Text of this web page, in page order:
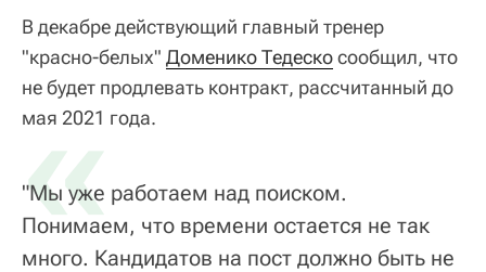
В декабре действующий главный тренер
"красно-белых" Доменико Тедескосообщил, что
не будет продлевать контракт, рассчитанный до
мая 2021 года.
«
"Мы уже работаем над поиском.
Понимаем, что времени остается не так
много. Кандидатов на пост должно быть не